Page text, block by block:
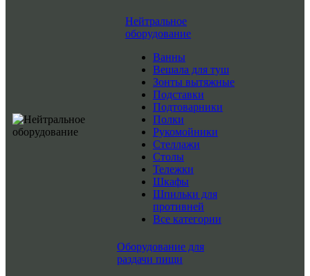
Нейтральное
оборудование
Ванны
Вешала для туш
Зонты вытяжные
Подставки
Подтоварники
Полки
Рукомойники
Стеллажи
Столы
Тележки
Шкафы
Шпильки для
противней
Все категории
Оборудование для
раздачи пищи